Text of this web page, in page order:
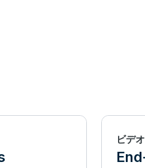
ビデオ